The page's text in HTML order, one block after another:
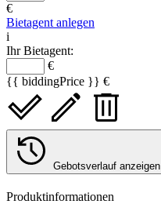
€
Bietagent anlegen
i
Ihr Bietagent:
€
{{ biddingPrice }} €
Gebotsverlauf anzeigen
Produktinformationen